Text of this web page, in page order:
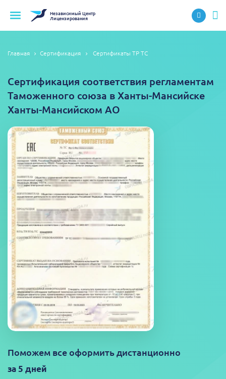
НезависимыйЦентр
Лицензирования
Главная Сертификация Сертификаты ТР ТС
Сертификация соответствия регламентам
Таможенного союза в Ханты-Мансийске
Ханты-Мансийском АО
Поможем все оформить дистанционно
за 5 дней